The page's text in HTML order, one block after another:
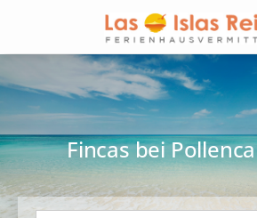
FincasbeiPollenca